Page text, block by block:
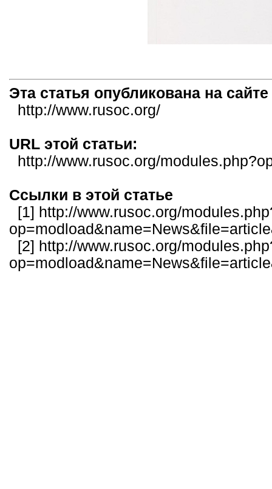
Эта статья опубликована на
http://www.rusoc.org/
URL этой статьи:
http://www.rusoc.org/
Ссылки в этой статье
[1] http://www.rusoc.org/
[2] http://www.rusoc.org/